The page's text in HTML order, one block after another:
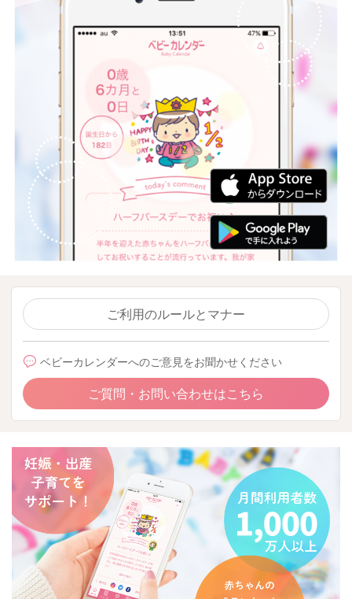
ご利用のルールとマナー
ベビーカレンダーへのご意見をお聞かせください
ご質問・お問い合わせはこちら